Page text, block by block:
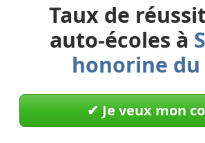
Taux de
auto-écoles à
honorine
✔︎ Je veux mon